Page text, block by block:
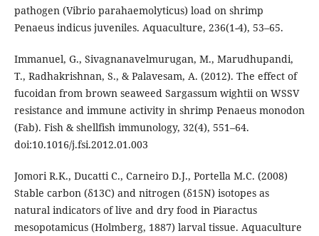
pathogen (Vibrio parahaemolyticus) load on shrimp
Penaeus indicus juveniles. Aquaculture, 236(1-4), 53–65.
Immanuel, G., Sivagnanavelmurugan, M., Marudhupandi,
T., Radhakrishnan, S., & Palavesam, A. (2012). The effect of
fucoidan from brown seaweed Sargassum wightii on WSSV
resistance and immune activity in shrimp Penaeus monodon
(Fab). Fish & shellfish immunology, 32(4), 551–64.
doi:10.1016/j.fsi.2012.01.003
Jomori R.K., Ducatti C., Carneiro D.J., Portella M.C. (2008)
Stable carbon (δ13C) and nitrogen (δ15N) isotopes as
natural indicators of live and dry food in Piaractus
mesopotamicus (Holmberg, 1887) larval tissue. Aquaculture